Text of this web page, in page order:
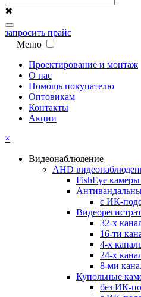
✖
запросить прайс
Меню
Проектирование и монтаж
О нас
Помощь покупателю
Оптовикам
Контакты
Акции
×
Видеонаблюдение
AHD
FishEye
с ИК-
32-х
16-ти
4-х
24-х
8-ми
Купольные
без ИК-